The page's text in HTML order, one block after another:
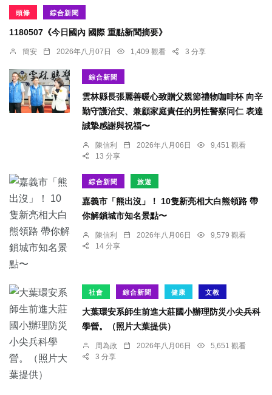
頭條 綜合新聞
1180507《今日國內 國際 重點新聞摘要》
簡安 2026年八月07日 1,409 觀看 3 分享
綜合新聞
雲林縣長張麗善暖心致贈父親節禮物咖啡杯 向辛
勤守護治安、兼顧家庭責任的男性警察同仁 表達
誠摯感謝與祝福〜
陳信利 2026年八月06日
9,451 觀看
13 分享
綜合新聞 旅遊
嘉義市「熊出沒」！ 10隻新亮相大白熊領路 帶
你解鎖城市知名景點〜
陳信利 2026年八月06日
9,579 觀看
14 分享
社會 綜合新聞 健康 文教
大葉環安系師生前進大莊國小辦理防災小尖兵科
學營。（照片大葉提供）
周為政 2026年八月06日
5,651 觀看
3 分享